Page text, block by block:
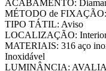
ACABAMENTO:
MÉTODO de FIXAÇÃO:
TIPO TÁTIL: Aviso
LOCALIZAÇÃO:
MATERIAIS: 316 aço
Inoxidável
LUMINÂNCIA: